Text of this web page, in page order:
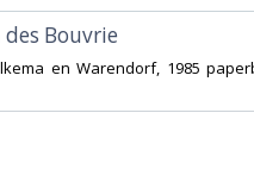
des Bouvrie
en Warendorf, 1985